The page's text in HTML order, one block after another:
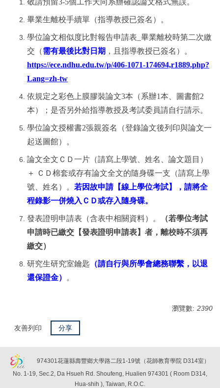
敬請預留3-5個工作天向系辦確認論文格式無誤。
畢業生離校手續單（指導教授已簽名）。
學位論文相似度比對報告申請表 畢業離校時第二次繳
交（需有最後比對日期 ，且指導教授已簽名）。
https://ece.ndhu.edu.tw/p/406-1071-174694,r1889.php?
Lang=zh-tw
依規定之彩色上膜膠裝論文3本（系辦1本、圖書館2
本）；是否另外給指導教授及考試委員請自行請示。
學位論文授權書2張親簽名（登錄論文後列印與論文一
起送圖館）。
論文全文ＣＤ一片（請寫上學號、姓名、論文題目）
＋ ＣＤ棉套或存有論文全文的隨身碟一支 （請寫上學
號、姓名）
。 若因故申請【線上學位考試】，請將全
程錄影一併燒入ＣＤ或存入隨身碟。
發表證明申請表（含表中相關資料）。
（若學位考試
申請時已繳交【發表證明申請表】者，離校時不須再
繳交）
研究生研究室鑰匙 （請自行與所學會總務聯繫，以退
還保證金）
。
瀏覽數: 2390
友善列印 分享
974301花蓮縣壽豐鄉大學路二段1-19號（花師教育學院 D314室）
No. 1-19, Sec.2, Da Hsueh Rd. Shoufeng, Hualien 974301 ( Room D314,
Hua-shih ), Taiwan, R.O.C.